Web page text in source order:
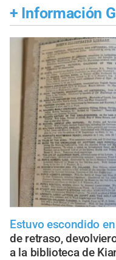
+ Información
Estuvo escondido
de retraso,
a la biblioteca de